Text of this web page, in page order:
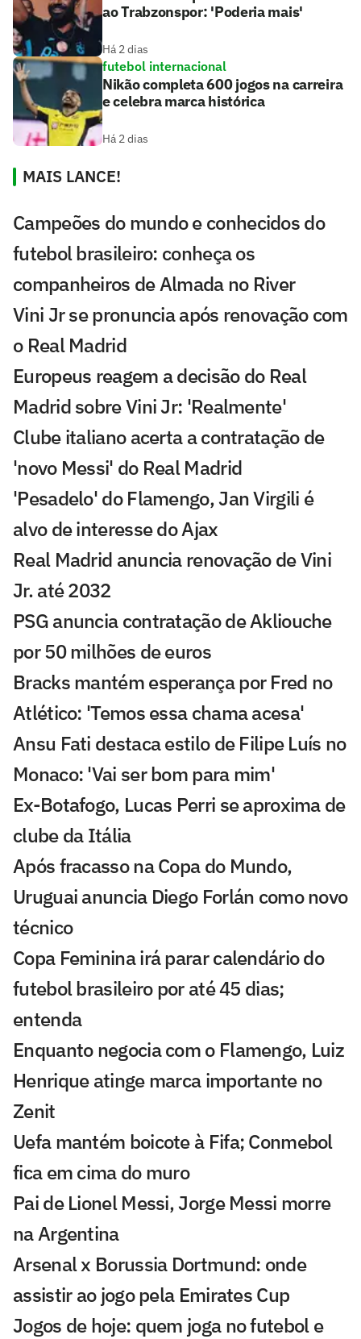
ao Trabzonspor: 'Poderia mais'
Há 2 dias
futebol internacional
Nikão completa 600 jogos na carreira
e celebra marca histórica
Há 2 dias
MAIS LANCE!
Campeões do mundo e conhecidos do
futebol brasileiro: conheça os
companheiros de Almada no River
Vini Jr se pronuncia após renovação com
o Real Madrid
Europeus reagem a decisão do Real
Madrid sobre Vini Jr: 'Realmente'
Clube italiano acerta a contratação de
'novo Messi' do Real Madrid
'Pesadelo' do Flamengo, Jan Virgili é
alvo de interesse do Ajax
Real Madrid anuncia renovação de Vini
Jr. até 2032
PSG anuncia contratação de Akliouche
por 50 milhões de euros
Bracks mantém esperança por Fred no
Atlético: 'Temos essa chama acesa'
Ansu Fati destaca estilo de Filipe Luís no
Monaco: 'Vai ser bom para mim'
Ex-Botafogo, Lucas Perri se aproxima de
clube da Itália
Após fracasso na Copa do Mundo,
Uruguai anuncia Diego Forlán como novo
técnico
Copa Feminina irá parar calendário do
futebol brasileiro por até 45 dias;
entenda
Enquanto negocia com o Flamengo, Luiz
Henrique atinge marca importante no
Zenit
Uefa mantém boicote à Fifa; Conmebol
fica em cima do muro
Pai de Lionel Messi, Jorge Messi morre
na Argentina
Arsenal x Borussia Dortmund: onde
assistir ao jogo pela Emirates Cup
Jogos de hoje: quem joga no futebol e